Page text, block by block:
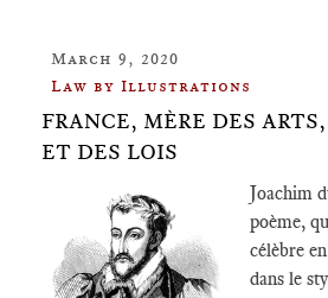
March 9, 2020
Law by Illustrations
FRANCE, MÈRE DES
ET DES LOIS
Joachim
poème,
célèbre
dans le